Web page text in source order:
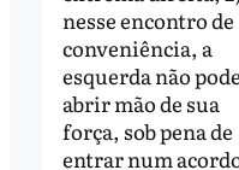
nesse encontro de
conveniência, a
esquerda não pode
abrir mão de sua
força, sob pena de
entrar num